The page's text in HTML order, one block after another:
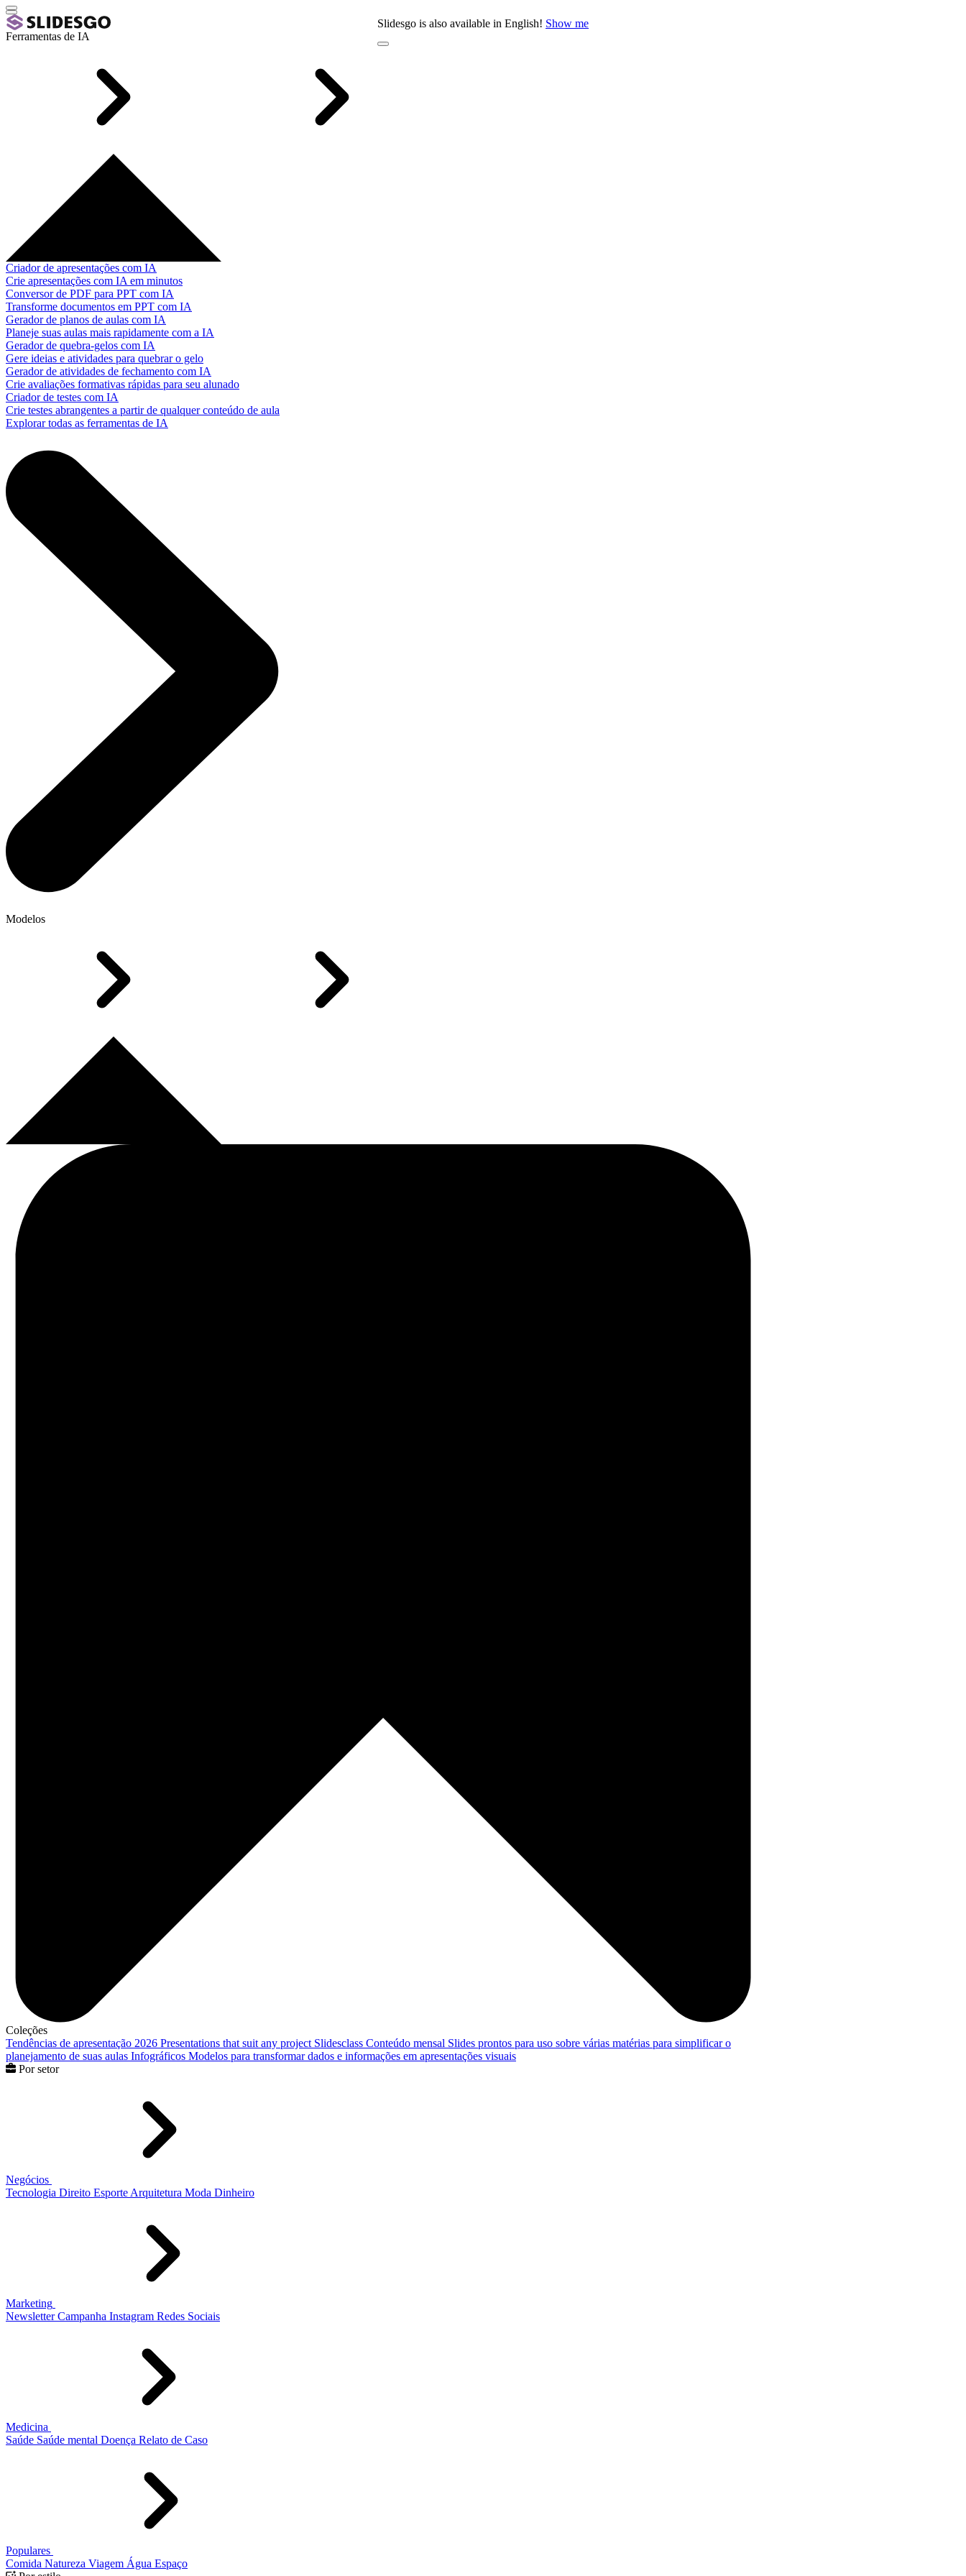
Slidesgo is also available in English! Show me
Ferramentas de IA
Criador de apresentações com IA
Crie apresentações com IA em minutos
Conversor de PDF para PPT com IA
Transforme documentos em PPT com IA
Gerador de planos de aulas com IA
Planeje suas aulas mais rapidamente com a IA
Gerador de quebra-gelos com IA
Gere ideias e atividades para quebrar o gelo
Gerador de atividades de fechamento com IA
Crie avaliações formativas rápidas para seu alunado
Criador de testes com IA
Crie testes abrangentes a partir de qualquer conteúdo de aula
Explorar todas as ferramentas de IA
Modelos
Coleções
Tendências de apresentação 2026 Presentations that suit any project Slidesclass Conteúdo mensal Slides prontos para uso sobre várias matérias para simplificar o
planejamento de suas aulas Infográficos Modelos para transformar dados e informações em apresentações visuais
Por setor
Negócios
Tecnologia Direito Esporte Arquitetura Moda Dinheiro
Marketing
Newsletter Campanha Instagram Redes Sociais
Medicina
Saúde Saúde mental Doença Relato de Caso
Populares
Comida Natureza Viagem Água Espaço